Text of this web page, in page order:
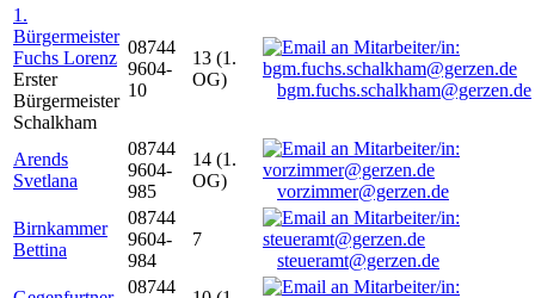
1.
Bürgermeister
Fuchs Lorenz
Erster
Bürgermeister
Schalkham
08744
9604-
10
13 (1.
OG)
bgm.fuchs.schalkham@gerzen.de
Arends
Svetlana
08744
9604-
985
14 (1.
OG)
vorzimmer@gerzen.de
Birnkammer
Bettina
08744
9604-
984
7
steueramt@gerzen.de
08744